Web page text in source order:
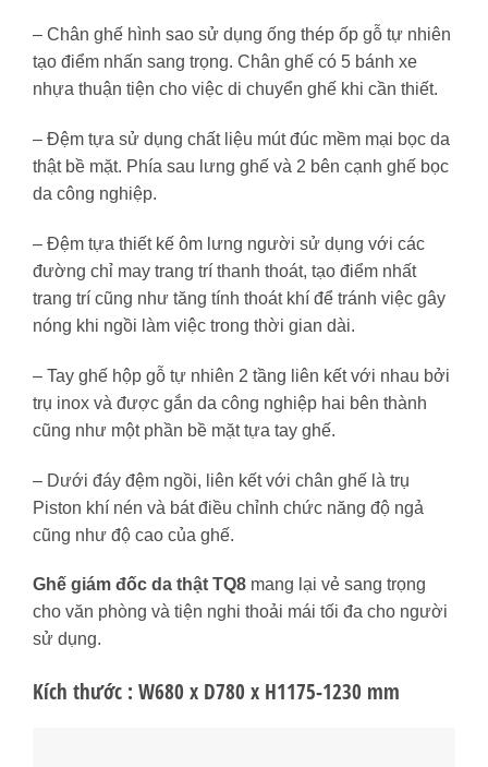
– Chân ghế hình sao sử dụng ống thép ốp gỗ tự nhiên
tạo điểm nhấn sang trọng. Chân ghế có 5 bánh xe
nhựa thuận tiện cho việc di chuyển ghế khi cần thiết.
– Đệm tựa sử dụng chất liệu mút đúc mềm mại bọc da
thật bề mặt. Phía sau lưng ghế và 2 bên cạnh ghế bọc
da công nghiệp.
– Đệm tựa thiết kế ôm lưng người sử dụng với các
đường chỉ may trang trí thanh thoát, tạo điểm nhất
trang trí cũng như tăng tính thoát khí để tránh việc gây
nóng khi ngồi làm việc trong thời gian dài.
– Tay ghế hộp gỗ tự nhiên 2 tầng liên kết với nhau bởi
trụ inox và được gắn da công nghiệp hai bên thành
cũng như một phần bề mặt tựa tay ghế.
– Dưới đáy đệm ngồi, liên kết với chân ghế là trụ
Piston khí nén và bát điều chỉnh chức năng độ ngả
cũng như độ cao của ghế.
Ghế giám đốc da thật TQ8 mang lại vẻ sang trọng
cho văn phòng và tiện nghi thoải mái tối đa cho người
sử dụng.
Kích thước : W680 x D780 x H1175-1230 mm